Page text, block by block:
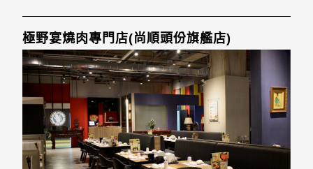
極野宴燒肉專門店(尚順頭份旗艦店)